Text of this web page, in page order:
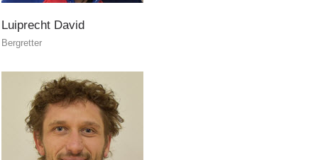
Secouriste
Luiprecht David
Bergretter